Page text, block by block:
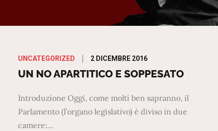
UNCATEGORIZED
Posted
on
2 DICEMBRE 2016
UN NO APARTITICO E SOPPESATO
Introduzione Oggi, come molti ben sapranno, il
Parlamento (l’organo legislativo) è diviso in due
camere:…